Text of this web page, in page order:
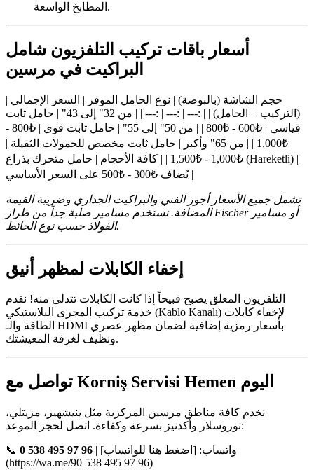
المطابخ الواسعة.
أسعار باقات تركيب التلفزيون شامل
البراكيت في مرسين
| حجم الشاشة (بالبوصة) | نوع الحامل الموفر | السعر الإجمالي
(التركيب + الحامل) | | :--- | :--- | :--- | | من 32" إلى 43" | حامل ثابت
قياسي | ₺600 - ₺800 | | من 50" إلى 55" | حامل ثابت قوي | ₺800 -
₺1,000 | | من 65" وأكبر | حامل ثابت مخصص للحمولات الثقيلة |
₺1,000 - ₺1,500 | | كافة الأحجام | حامل متحرك بذراع (Hareketli) |
يُضاف ₺300 - ₺500 على السعر الأساسي |
تشمل جميع الأسعار أجور الفني والبراكيت الجداري وضريبة القيمة
المضافة. نستخدم مسامير صلبة جداً من طراز Fischer أو مسامير
الفولاذ حسب نوع الحائط.
إخفاء الكابلات لمظهر أنيق
التلفزيون المعلق يصبح قبيحاً إذا كانت الكابلات تتدلى منه! نقدم
خدمة تركيب المجرى البلاستيكي (Kablo Kanalı) لإخفاء كابلات
الطاقة والـ HDMI بأسعار رمزية إضافية لضمان مظهر عصري
ونظيف لغرفة المعيشتك.
تواصل مع Korniş Servisi Hemen اليوم
نخدم كافة مناطق مرسين المركزية مثل ينيشهير، مزيتلي،
توروسلار وأكدنيز بسرعة وكفاءة. اتصل لحجز الموعد:
📞 0 538 495 97 96 | واتساب: [اضغط هنا للواتساب]
(https://wa.me/90 538 495 97 96)